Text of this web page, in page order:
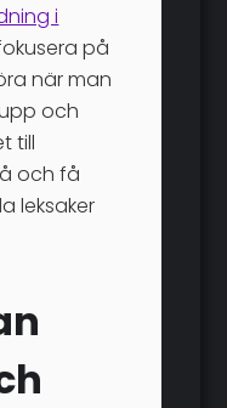
i
på
när man
och
till
och få
leksaker